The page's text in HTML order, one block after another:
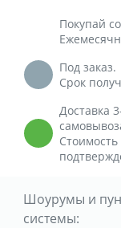
Покупай
Под заказ.
Срок
Доставка
Шоурумы и
системы: